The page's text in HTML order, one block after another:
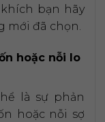
bạn hãy
mới đã chọn.
hoặc nỗi lo
là sự phản
hoặc nỗi sợ